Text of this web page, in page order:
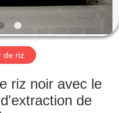
de riz
riz noir avec le
de